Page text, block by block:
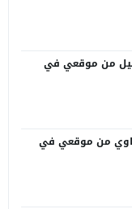
من موقعي في
من موقعي في